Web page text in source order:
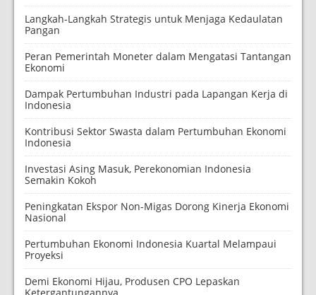
Langkah-Langkah Strategis untuk Menjaga Kedaulatan
Pangan
Peran Pemerintah Moneter dalam Mengatasi Tantangan
Ekonomi
Dampak Pertumbuhan Industri pada Lapangan Kerja di
Indonesia
Kontribusi Sektor Swasta dalam Pertumbuhan Ekonomi
Indonesia
Investasi Asing Masuk, Perekonomian Indonesia
Semakin Kokoh
Peningkatan Ekspor Non-Migas Dorong Kinerja Ekonomi
Nasional
Pertumbuhan Ekonomi Indonesia Kuartal Melampaui
Proyeksi
Demi Ekonomi Hijau, Produsen CPO Lepaskan